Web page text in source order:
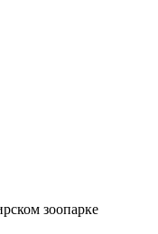
зоопарке